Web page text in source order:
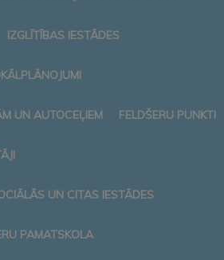
IZGLĪTĪBAS IESTĀDES
UN AUTOCEĻIEM FELDŠERU PUNKTI
UN CITAS IESTĀDES
PAMATSKOLA